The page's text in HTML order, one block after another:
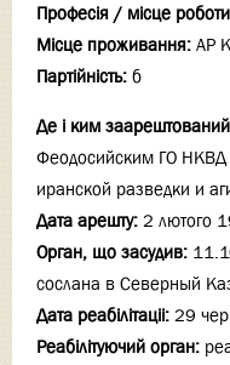
Професія / місце
Місце проживання: АР
Партійність: б
Де і ким
Феодосийским ГО
иранской разведки и
Дата арешту: 2 лютого
Орган, що засудив:
сослана в Северный
Дата реабілітаціi: 29
Реабілітуючий орган: